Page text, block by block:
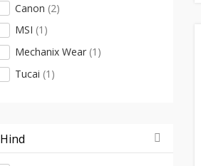
Canon (2)
MSI (1)
Mechanix Wear (1)
Tucai (1)
Hind